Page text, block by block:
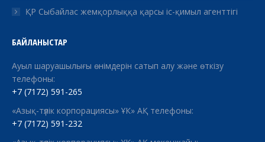
ҚР Сыбайлас жемқорлыққа қарсы іс-қимыл агенттігі
БАЙЛАНЫСТАР
Ауыл шаруашылығы өнімдерін сатып алу және өткізу
телефоны:
+7 (7172) 591-265
«Азық-түлік корпорациясы» ҰК» АҚ телефоны:
+7 (7172) 591-232